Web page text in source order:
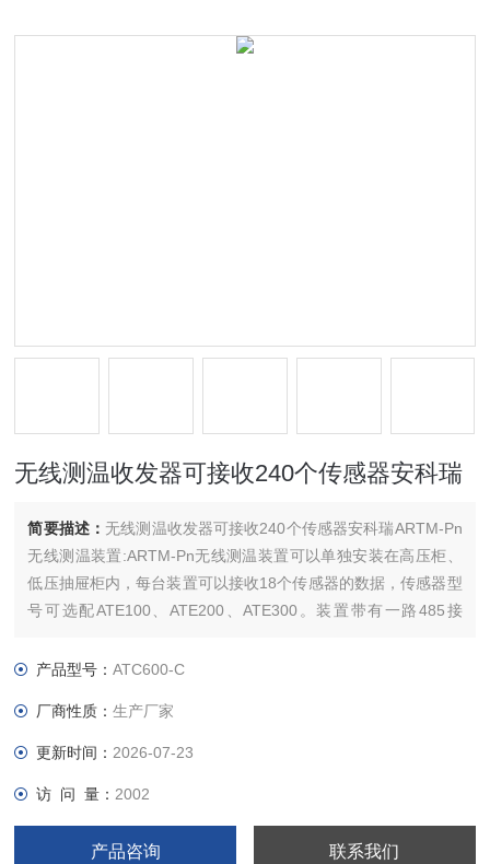
无线测温收发器可接收240个传感器安科瑞
简要描述：无线测温收发器可接收240个传感器安科瑞ARTM-Pn
无线测温装置:ARTM-Pn无线测温装置可以单独安装在高压柜、
低压抽屉柜内，每台装置可以接收18个传感器的数据，传感器型
号可选配ATE100、ATE200、ATE300。装置带有一路485接
产品型号：ATC600-C
厂商性质：生产厂家
更新时间： 2026-07-23
访 问 量： 2002
产品咨询 联系我们